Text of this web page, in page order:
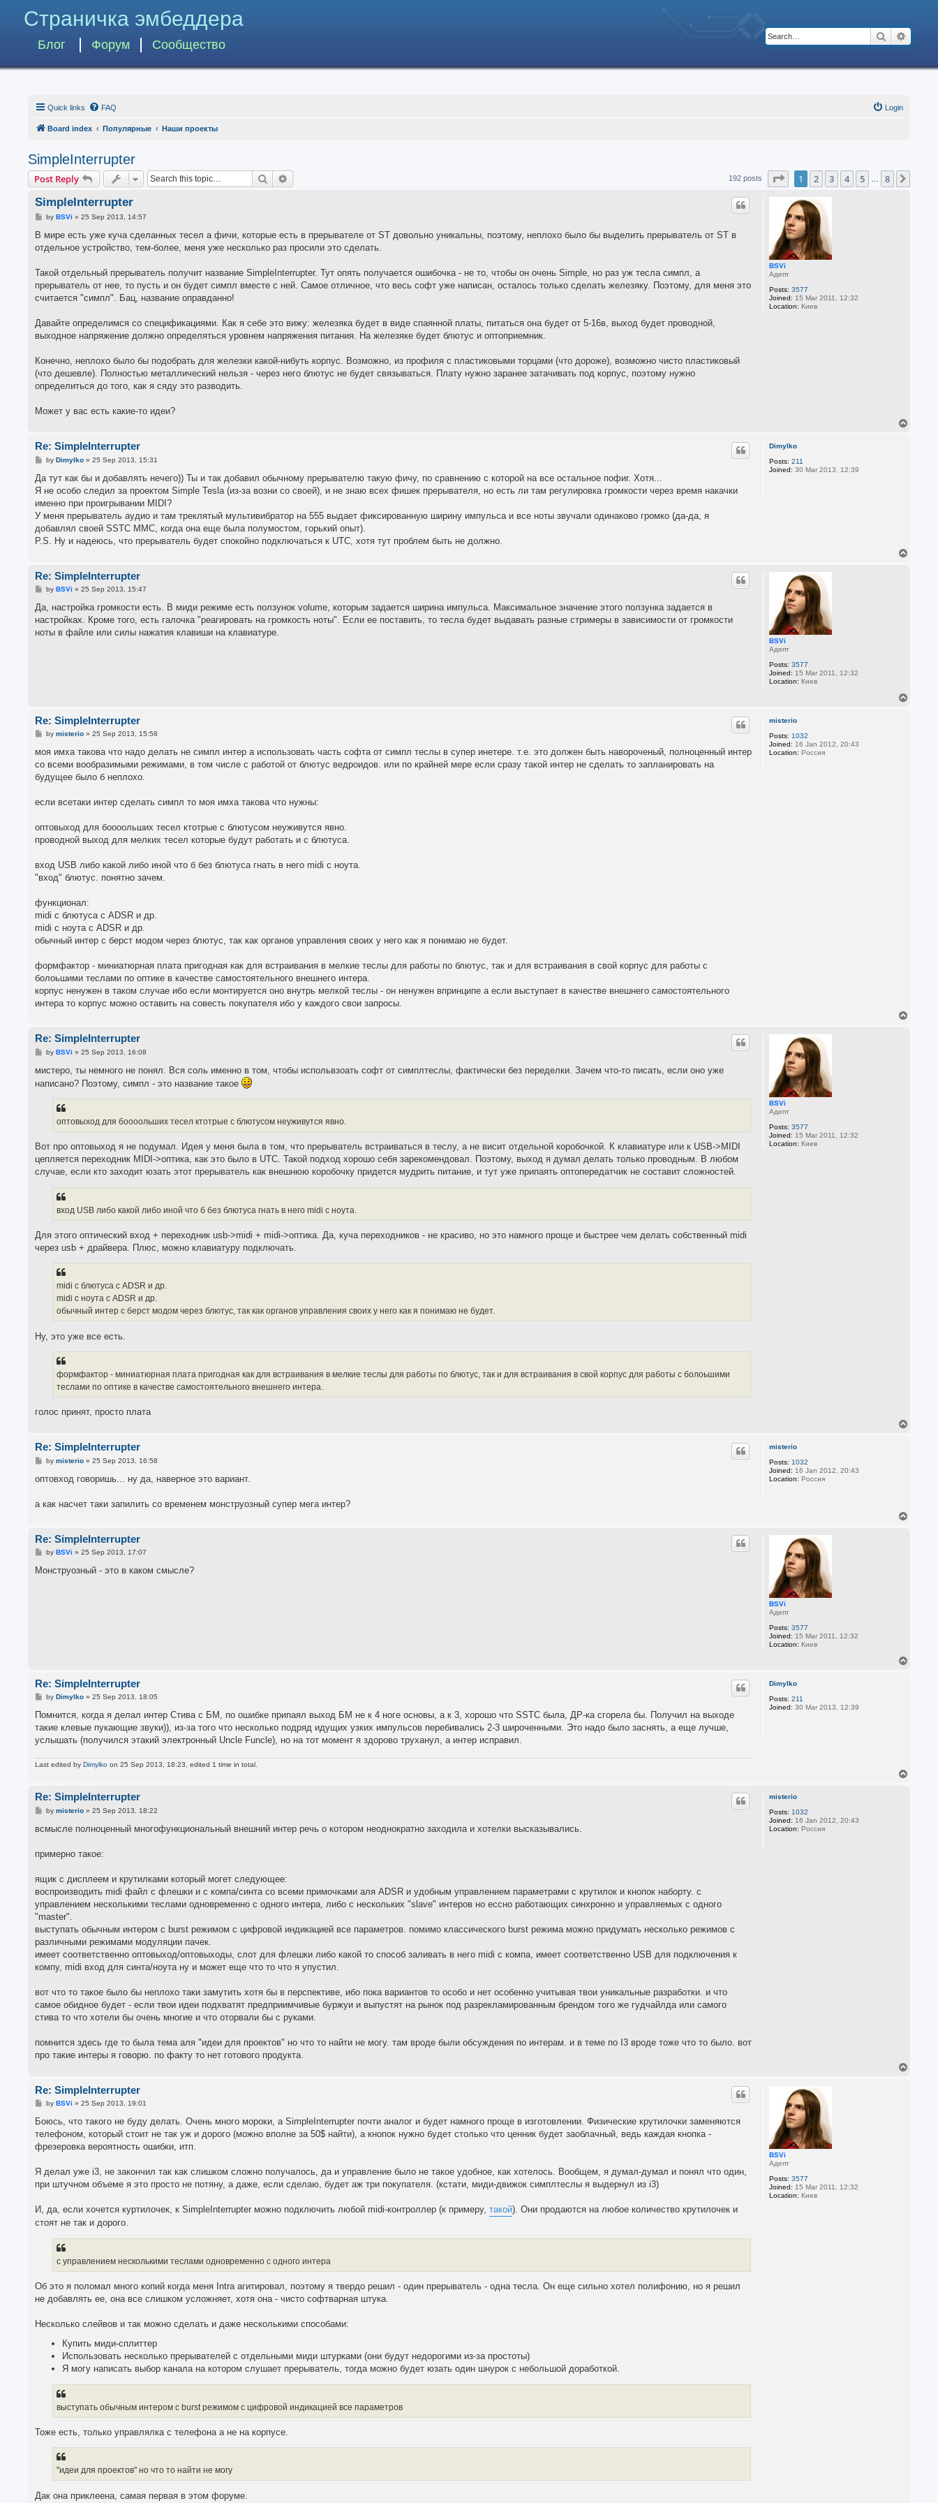
Страничка эмбеддера
Блог Форум Сообщество
Search
Quick links FAQ Login
Board index Популярные Наши проекты
SimpleInterrupter
Post Reply Search 192 posts Page of 8
1 2 3 4 5 8
BSVi
Адепт
Posts: 3577
Joined: 15 Mar 2011, 12:32
Location: Киев
SimpleInterrupter
P
s
by BSVi » 25 Sep 2013, 14:57
В мире есть уже куча сделанных тесел а фичи, которые есть в прерывателе от ST довольно уникальны, поэтому, неплохо было бы выделить прерыватель от ST в
отдельное устройство, тем-более, меня уже несколько раз просили это сделать.
Такой отдельный прерыватель получит название SimpleInterrupter. Тут опять получается ошибочка - не то, чтобы он очень Simple, но раз уж тесла симпл, а
прерыватель от нее, то пусть и он будет симпл вместе с ней. Самое отличное, что весь софт уже написан, осталось только сделать железяку. Поэтому, для меня это
считается "симпл". Бац, название оправданно!
Давайте определимся со спецификациями. Как я себе это вижу: железяка будет в виде спаянной платы, питаться она будет от 5-16в, выход будет проводной,
выходное напряжение должно определяться уровнем напряжения питания. На железяке будет блютус и оптоприемник.
Конечно, неплохо было бы подобрать для железки какой-нибуть корпус. Возможно, из профиля с пластиковыми торцами (что дороже), возможно чисто пластиковый
(что дешевле). Полностью металлический нельзя - через него блютус не будет связываться. Плату нужно заранее затачивать под корпус, поэтому нужно
определиться до того, как я сяду это разводить.
Может у вас есть какие-то идеи?
Dimylko
Posts: 211
Joined: 30 Mar 2013, 12:39
Re: SimpleInterrupter
P
s
by Dimylko» 25 Sep 2013, 15:31
Да тут как бы и добавлять нечего)) Ты и так добавил обычному прерывателю такую фичу, по сравнению с которой на все остальное пофиг. Хотя...
Я не особо следил за проектом Simple Tesla (из-за возни со своей), и не знаю всех фишек прерывателя, но есть ли там регулировка громкости через время накачки
именно при проигрывании MIDI?
У меня прерыватель аудио и там треклятый мультивибратор на 555 выдает фиксированную ширину импульса и все ноты звучали одинаково громко (да-да, я
добавлял своей SSTC ММС, когда она еще была полумостом, горький опыт).
P.S. Ну и надеюсь, что прерыватель будет спокойно подключаться к UTC, хотя тут проблем быть не должно.
BSVi
Адепт
Posts: 3577
Joined: 15 Mar 2011, 12:32
Location: Киев
Re: SimpleInterrupter
P
s
by BSVi » 25 Sep 2013, 15:47
Да, настройка громкости есть. В миди режиме есть ползунок volume, которым задается ширина импульса. Максимальное значение этого ползунка задается в
настройках. Кроме того, есть галочка "реагировать на громкость ноты". Если ее поставить, то тесла будет выдавать разные стримеры в зависимости от громкости
ноты в файле или силы нажатия клавиши на клавиатуре.
misterio
Posts: 1032
Joined: 16 Jan 2012, 20:43
Location: Россия
Re: SimpleInterrupter
P
s
by misterio» 25 Sep 2013, 15:58
моя имха такова что надо делать не симпл интер а использовать часть софта от симпл теслы в супер инетере. т.е. это должен быть навороченый, полноценный интер
со всеми вообразимыми режимами, в том числе с работой от блютус ведроидов. или по крайней мере если сразу такой интер не сделать то запланировать на
будущее было б неплохо.
если всетаки интер сделать симпл то моя имха такова что нужны:
оптовыход для боооольших тесел ктотрые с блютусом неуживутся явно.
проводной выход для мелких тесел которые будут работать и с блютуса.
вход USB либо какой либо иной что б без блютуса гнать в него midi с ноута.
"вход" блютус. понятно зачем.
функционал:
midi с блютуса с ADSR и др.
midi с ноута с ADSR и др.
обычный интер с берст модом через блютус, так как органов управления своих у него как я понимаю не будет.
формфактор - миниатюрная плата пригодная как для встраивания в мелкие теслы для работы по блютус, так и для встраивания в свой корпус для работы с
болоьшими теслами по оптике в качестве самостоятельного внешнего интера.
корпус ненужен в таком случае ибо если монтируется оно внутрь мелкой теслы - он ненужен впринципе а если выступает в качестве внешнего самостоятельного
интера то корпус можно оставить на совесть покупателя ибо у каждого свои запросы.
BSVi
Адепт
Posts: 3577
Joined: 15 Mar 2011, 12:32
Location: Киев
Re: SimpleInterrupter
P
s
by BSVi » 25 Sep 2013, 16:08
мистеро, ты немного не понял. Вся соль именно в том, чтобы испольвзоать софт от симплтеслы, фактически без переделки. Зачем что-то писать, если оно уже
написано? Поэтому, симпл - это название такое
оптовыход для боооольших тесел ктотрые с блютусом неуживутся явно.
Вот про оптовыход я не подумал. Идея у меня была в том, что прерыватель встраиваться в теслу, а не висит отдельной коробочкой. К клавиатуре или к USB->MIDI
цепляется переходник MIDI->оптика, как это было в UTC. Такой подход хорошо себя зарекомендовал. Поэтому, выход я думал делать только проводным. В любом
случае, если кто заходит юзать этот прерыватель как внешнюю коробочку придется мудрить питание, и тут уже припаять оптопередатчик не составит сложностей.
вход USB либо какой либо иной что б без блютуса гнать в него midi с ноута.
Для этого оптический вход + переходник usb->midi + midi->оптика. Да, куча переходников - не красиво, но это намного проще и быстрее чем делать собственный midi
через usb + драйвера. Плюс, можно клавиатуру подключать.
midi с блютуса с ADSR и др.
midi с ноута с ADSR и др.
обычный интер с берст модом через блютус, так как органов управления своих у него как я понимаю не будет.
Ну, это уже все есть.
формфактор - миниатюрная плата пригодная как для встраивания в мелкие теслы для работы по блютус, так и для встраивания в свой корпус для работы с болоьшими
теслами по оптике в качестве самостоятельного внешнего интера.
голос принят, просто плата
misterio
Posts: 1032
Joined: 16 Jan 2012, 20:43
Location: Россия
Re: SimpleInterrupter
P
s
by misterio» 25 Sep 2013, 16:58
оптовход говоришь... ну да, наверное это вариант.
а как насчет таки запилить со временем монструозный супер мега интер?
BSVi
Адепт
Posts: 3577
Joined: 15 Mar 2011, 12:32
Location: Киев
Re: SimpleInterrupter
P
s
by BSVi » 25 Sep 2013, 17:07
Монструозный - это в каком смысле?
Dimylko
Posts: 211
Joined: 30 Mar 2013, 12:39
Re: SimpleInterrupter
P
s
by Dimylko» 25 Sep 2013, 18:05
Помнится, когда я делал интер Стива с БМ, по ошибке припаял выход БМ не к 4 ноге основы, а к 3, хорошо что SSTC была, ДР-ка сгорела бы. Получил на выходе
такие клевые пукающие звуки)), из-за того что несколько подряд идущих узких импульсов перебивались 2-3 широченными. Это надо было заснять, а еще лучше,
услышать (получился этакий электронный Uncle Funcle), но на тот момент я здорово труханул, а интер исправил.
Last edited by Dimylko on 25 Sep 2013, 18:23, edited 1 time in total.
misterio
Posts: 1032
Joined: 16 Jan 2012, 20:43
Location: Россия
Re: SimpleInterrupter
P
s
by misterio» 25 Sep 2013, 18:22
всмысле полноценный многофункциональный внешний интер речь о котором неоднократно заходила и хотелки высказывались.
примерно такое:
ящик с дисплеем и крутилками который могет следующее:
воспроизводить midi файл с флешки и с компа/синта со всеми примочками аля ADSR и удобным управлением параметрами с крутилок и кнопок наборту. с
управлением несколькими теслами одновременно с одного интера, либо с нескольких "slave" интеров но ессно работающих синхронно и управляемых с одного
"master".
выступать обычным интером с burst режимом с цифровой индикацией все параметров. помимо классического burst режима можно придумать несколько режимов с
различными режимами модуляции пачек.
имеет соответственно оптовыход/оптовыходы, слот для флешки либо какой то способ заливать в него midi с компа, имеет соответственно USB для подключения к
компу, midi вход для синта/ноута ну и может еще что то что я упустил.
вот что то такое было бы неплохо таки замутить хотя бы в перспективе, ибо пока вариантов то особо и нет особенно учитывая твои уникальные разработки. и что
самое обидное будет - если твои идеи подхватят предприимчивые буржуи и выпустят на рынок под разрекламированным брендом того же гудчайлда или самого
стива то что хотели бы очень многие и что оторвали бы с руками.
помнится здесь где то была тема аля "идеи для проектов" но что то найти не могу. там вроде были обсуждения по интерам. и в теме по I3 вроде тоже что то было. вот
про такие интеры я говорю. по факту то нет готового продукта.
BSVi
Адепт
Posts: 3577
Joined: 15 Mar 2011, 12:32
Location: Киев
Re: SimpleInterrupter
P
s
by BSVi » 25 Sep 2013, 19:01
Боюсь, что такого не буду делать. Очень много мороки, а SimpleInterrupter почти аналог и будет намного проще в изготовлении. Физические крутилочки заменяются
телефоном, который стоит не так уж и дорого (можно вполне за 50$ найти), а кнопок нужно будет столько что ценник будет заоблачный, ведь каждая кнопка -
фрезеровка вероятность ошибки, итп.
Я делал уже i3, не закончил так как слишком сложно получалось, да и управление было не такое удобное, как хотелось. Вообщем, я думал-думал и понял что один,
при штучном объеме я это просто не потяну, а даже, если сделаю, будет аж три покупателя. (кстати, миди-движок симплтеслы я выдернул из i3)
И, да, если хочется куртилочек, к SimpleInterrupter можно подключить любой midi-контроллер (к примеру, такой). Они продаются на любое количество крутилочек и
стоят не так и дорого.
с управлением несколькими теслами одновременно с одного интера
Об это я поломал много копий когда меня Intra агитировал, поэтому я твердо решил - один прерыватель - одна тесла. Он еще сильно хотел полифонию, но я решил
не добавлять ее, она все слишком усложняет, хотя она - чисто софтварная штука.
Несколько слейвов и так можно сделать и даже несколькими способами:
Купить миди-сплиттер
Использовать несколько прерывателей с отдельными миди штурками (они будут недорогими из-за простоты)
Я могу написать выбор канала на котором слушает прерыватель, тогда можно будет юзать один шнурок с небольшой доработкой.
выступать обычным интером с burst режимом с цифровой индикацией все параметров
Тоже есть, только управлялка с телефона а не на корпусе.
"идеи для проектов" но что то найти не могу
Дак она приклеена, самая первая в этом форуме.